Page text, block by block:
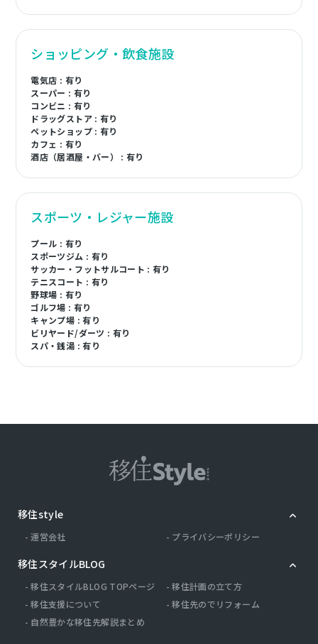
ショッピング・飲食施設
電気店 : 有り
スーパー : 有り
コンビニ : 有り
ドラッグストア : 有り
ペットショップ : 有り
カフェ : 有り
酒店（居酒屋・バー） : 有り
スポーツ・レジャー施設
プール : 有り
スポーツジム : 有り
サッカー・フットサルコート : 有り
テニスコート : 有り
野球場 : 有り
ゴルフ場 : 有り
キャンプ場 : 有り
ビリヤード/ダーツ : 有り
スパ・銭湯 : 有り
移住style
運営会社 プライバシーポリシー
移住スタイルBLOG
移住スタイルBLOG TOPページ
移住計画の立て方
移住支援について
移住先のでリフォーム
自然豊かな移住先解説まとめ